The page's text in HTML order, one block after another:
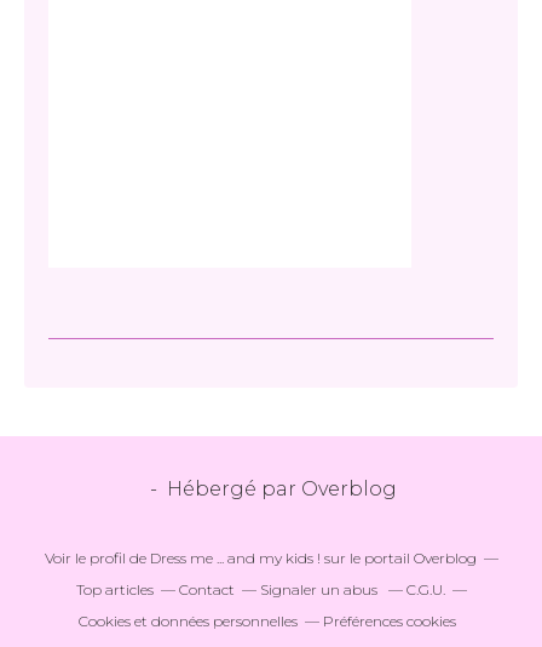
- Hébergé par Overblog
Voir le profil de Dress me ... and my kids ! sur le portail Overblog
Top articles
Contact Signaler un abus
C.G.U.
Cookies et données personnelles
Préférences cookies